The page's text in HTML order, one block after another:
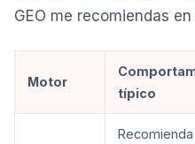
GEO me recomiendas en
Motor
típico